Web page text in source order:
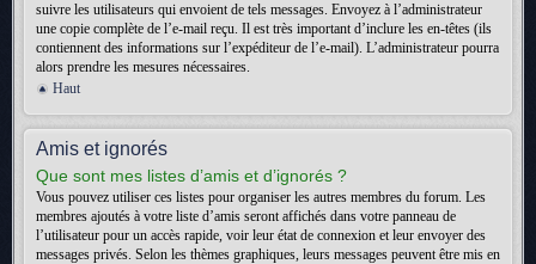
suivre les utilisateurs qui envoient de tels messages. Envoyez à l’administrateur
une copie complète de l’e-mail reçu. Il est très important d’inclure les en-têtes (ils
contiennent des informations sur l’expéditeur de l’e-mail). L’administrateur pourra
alors prendre les mesures nécessaires.
Haut
Amis et ignorés
Que sont mes listes d’amis et d’ignorés ?
Vous pouvez utiliser ces listes pour organiser les autres membres du forum. Les
membres ajoutés à votre liste d’amis seront affichés dans votre panneau de
l’utilisateur pour un accès rapide, voir leur état de connexion et leur envoyer des
messages privés. Selon les thèmes graphiques, leurs messages peuvent être mis en